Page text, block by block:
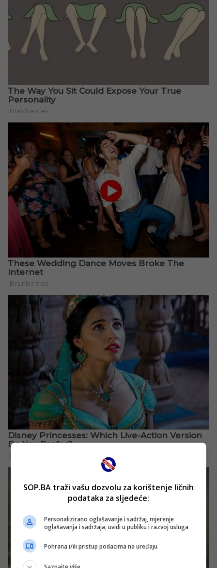
SOP.BA traži vašu dozvolu za korištenje ličnih
podataka za sljedeće:
Personalizirano oglašavanje i sadržaj, mjerenje
oglašavanja i sadržaja, uvidi u publiku i razvoj usluga
Pohrana i/ili pristup podacima na uređaju